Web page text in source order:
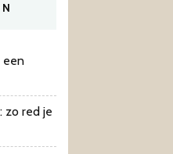
een
zo red je